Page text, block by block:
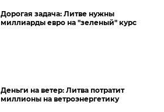
Дорогая задача: Литве нужны
миллиарды евро на "зеленый" курс
Деньги на ветер: Литва потратит
миллионы на ветроэнергетику